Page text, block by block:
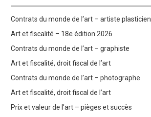
Contrats du monde de l’art – artiste plasticien
Art et fiscalité – 18e édition 2026
Contrats du monde de l’art – graphiste
Art et fiscalité, droit fiscal de l’art
Contrats du monde de l’art – photographe
Art et fiscalité, droit fiscal de l’art
Prix et valeur de l’art – pièges et succès